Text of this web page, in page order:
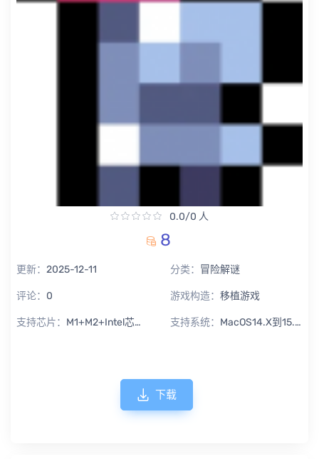
0.0/0 人
8
更新： 2025-12-11 分类： 冒险解谜
评论： 0 游戏构造： 移植游戏
支持芯片： M1+M2+Intel芯片通用 支持系统： MacOS14.X到15.X Sequoia
下载